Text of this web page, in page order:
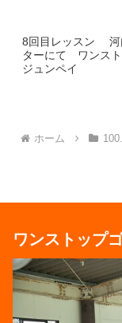
8回目レッスン 河
ターにて ワンス
ジュンペイ
ホーム
ワンストップ